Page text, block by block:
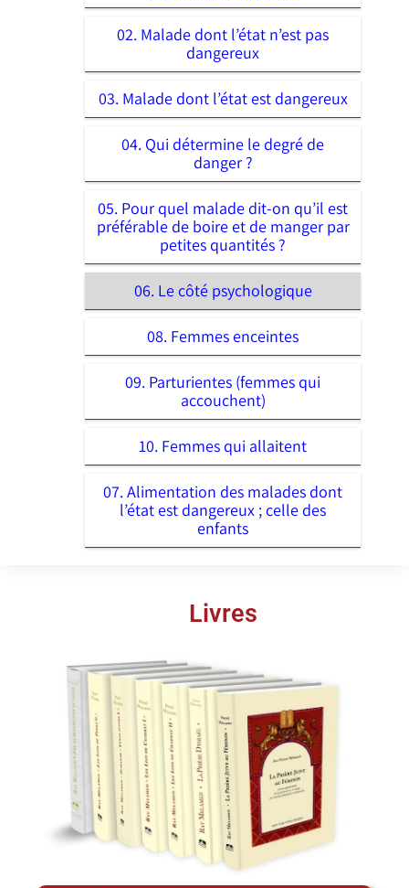
02. Malade dont l’état n’est pas
dangereux
03. Malade dont l’état est dangereux
04. Qui détermine le degré de
danger ?
05. Pour quel malade dit-on qu’il est
préférable de boire et de manger par
petites quantités ?
06. Le côté psychologique
08. Femmes enceintes
09. Parturientes (femmes qui
accouchent)
10. Femmes qui allaitent
07. Alimentation des malades dont
l’état est dangereux ; celle des
enfants
Livres